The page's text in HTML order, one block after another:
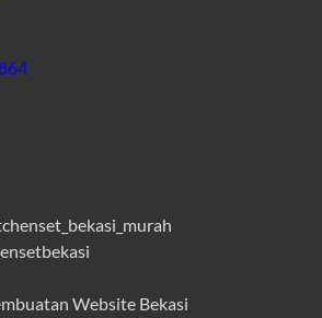
Website Bekasi